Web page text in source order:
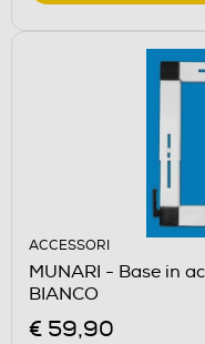
ACCESSORI
MUNARI - Base in
BIANCO
€ 59,90